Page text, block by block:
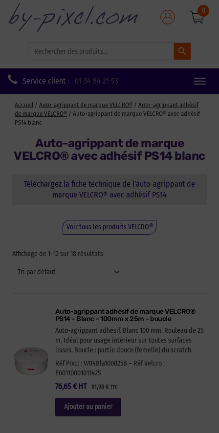
for:
Search Button
0
Service client : 01 34 84 21 93
Toggle
Accueil / Auto-agrippant de marque VELCRO® / Auto-agrippant adhésif
de marque VELCRO® / Auto-agrippant de marque VELCRO® avec adhésif
PS14 blanc
Auto-agrippant de marque
VELCRO® avec adhésif PS14 blanc
Téléchargez la fiche technique de l’auto-agrippant de
marque VELCRO® avec adhésif PS14
Voir tous les produits VELCRO®
Affichage de 1–12 sur 18 résultats
Auto-agrippant adhésif de marque VELCRO®
PS14 – Blanc – 100mm x 25m – boucle
Auto-agrippant adhésif. Blanc 100 mm. Rouleau de 25
m. Idéal pour usage intérieur sur toutes surfaces
lisses. Boucle : partie douce (femelle) du scratch.
Réf Pixcl : VA14Bla100025B – Réf Velcro :
E00110001011425
76,65 € 91,98 €TTC
HT
Ajouter au panier